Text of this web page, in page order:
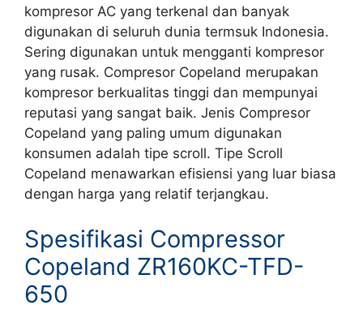
kompresor AC yang terkenal dan banyak
digunakan di seluruh dunia termsuk Indonesia.
Sering digunakan untuk mengganti kompresor
yang rusak. Compresor Copeland merupakan
kompresor berkualitas tinggi dan mempunyai
reputasi yang sangat baik. Jenis Compresor
Copeland yang paling umum digunakan
konsumen adalah tipe scroll. Tipe Scroll
Copeland menawarkan efisiensi yang luar biasa
dengan harga yang relatif terjangkau.
Spesifikasi Compressor
Copeland ZR160KC-TFD-
650